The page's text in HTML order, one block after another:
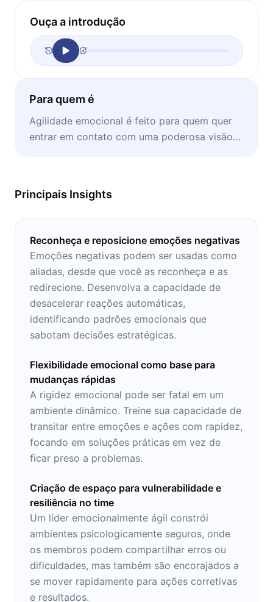
Ouça a introdução
Para quem é
Agilidade emocional é feito para quem quer
entrar em contato com uma poderosa visão
Principais Insights
Reconheça e reposicione emoções negativas
Emoções negativas podem ser usadas como
aliadas, desde que você as reconheça e as
redirecione. Desenvolva a capacidade de
desacelerar reações automáticas,
identificando padrões emocionais que
sabotam decisões estratégicas.
Flexibilidade emocional como base para
mudanças rápidas
A rigidez emocional pode ser fatal em um
ambiente dinâmico. Treine sua capacidade de
transitar entre emoções e ações com rapidez,
focando em soluções práticas em vez de
ficar preso a problemas.
Criação de espaço para vulnerabilidade e
resiliência no time
Um líder emocionalmente ágil constrói
ambientes psicologicamente seguros, onde
os membros podem compartilhar erros ou
dificuldades, mas também são encorajados a
se mover rapidamente para ações corretivas
e resultados.